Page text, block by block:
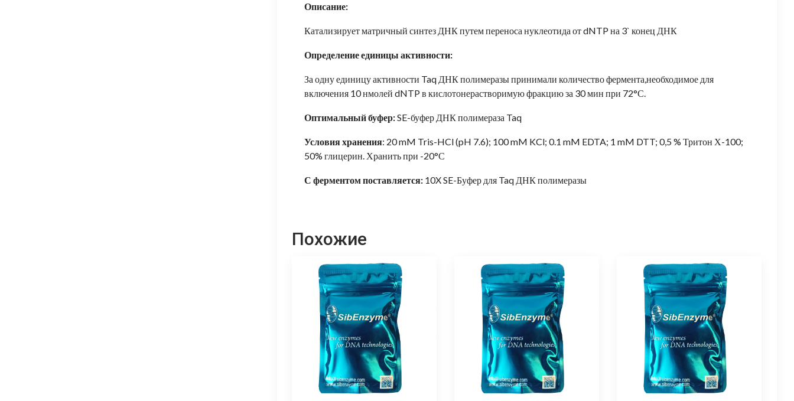
Описание:
Катализирует матричный синтез ДНК путем переноса нуклеотида от dNTP на 3` конец ДНК
Определение единицы активности:
За одну единицу активности Taq ДНК полимеразы принимали количество фермента,необходимое для
включения 10 нмолей dNTP в кислотонерастворимую фракцию за 30 мин при 72°С.
Оптимальный буфер:SE-буфер ДНК полимераза Taq
Условия хранения: 20 mM Tris-HCl (pH 7.6); 100 mM KCl; 0.1 mM EDTA; 1 mM DTT; 0,5 % Тритон Х-100;
50% глицерин. Хранить при -20°С
С ферментом поставляется: 10X SE-Буфер для Taq ДНК полимеразы
Похожие